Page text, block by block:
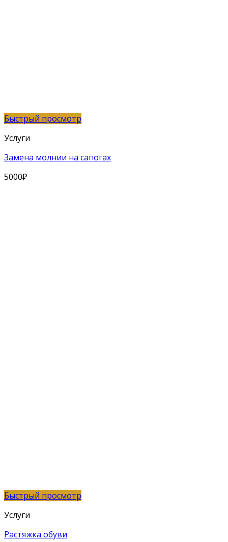
Быстрый просмотр
Услуги
Замена молнии на сапогах
5000₽
Быстрый просмотр
Услуги
Растяжка обуви